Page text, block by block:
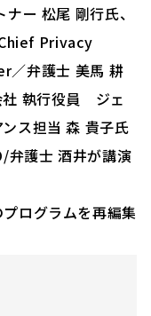
ー 松尾 剛行氏、
Privacy
弁護士 美馬 耕
社 執行役員 ジェ
ス担当 森 貴子氏
弁護士 酒井が講演
ログラムを再編集